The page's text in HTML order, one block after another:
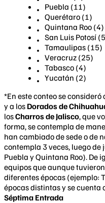
Puebla (11)
Querétaro (1)
Quintana Roo (4)
San Luis Potosí
Tamaulipas (15)
Veracruz (25)
Tabasco (4)
Yucatán (2)
*En este conteo se consideró
y a los Dorados de
losCharros de Jalisco, que
forma, se contempla de
han cambiado de sede o de
contempla 3 veces, luego
Puebla y Quintana Roo). De
equipos que aunque
diferentes épocas (ejemplo:
épocas distintas y se cuenta
Séptima Entrada